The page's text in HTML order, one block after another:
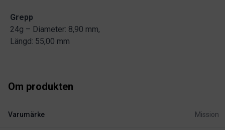
Grepp
24g – Diameter: 8,90 mm,
Längd: 55,00 mm
Om produkten
Varumärke Mission